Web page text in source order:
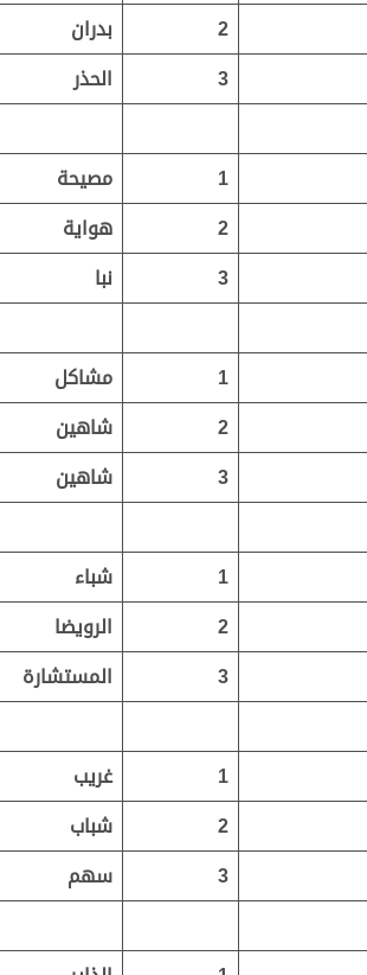
2 بدران
3
الحذر
1 مصيحة
2 هواية
3
نبا
1 مشاكل
2 شاهين
3
شاهين
1 شباء
2 الرويضا
3
المستشارة
1 غريب
2 شباب
3
سهم